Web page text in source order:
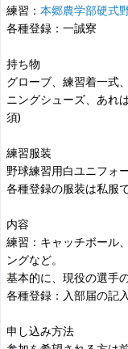
練習： 本郷農学部硬式
各種登録：一誠寮
持ち物
グローブ、練習着一式
ニングシューズ、あれ
須)
練習服装
野球練習用白ユニフォ
各種登録の服装は私服
内容
練習：キャッチボール
ングなど。
基本的に、現役の選手
各種登録：入部届の記
申し込み方法